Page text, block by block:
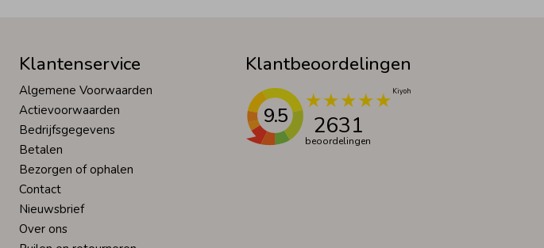
Klantenservice
Algemene Voorwaarden
Actievoorwaarden
Bedrijfsgegevens
Betalen
Bezorgen of ophalen
Contact
Nieuwsbrief
Over ons
Klantbeoordelingen
9.5 2631
beoordelingen